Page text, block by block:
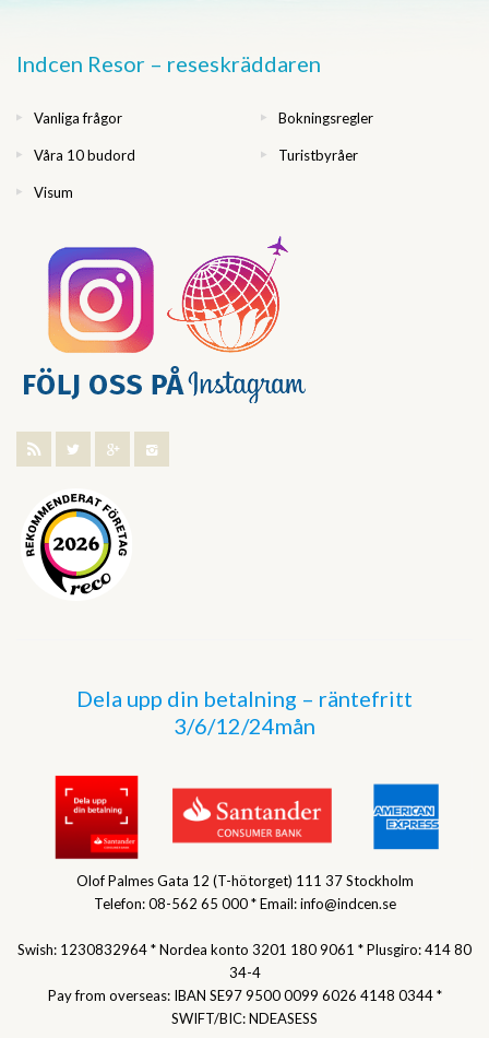
Indcen Resor – reseskräddaren
Vanliga frågor Bokningsregler
Våra 10 budord Turistbyråer
Visum
Dela upp din betalning – räntefritt
3/6/12/24mån
Olof Palmes Gata 12 (T-hötorget) 111 37 Stockholm
Telefon: 08-562 65 000 * Email: info@indcen.se
Swish: 1230832964 * Nordea konto 3201 180 9061 * Plusgiro: 414 80
34-4
Pay from overseas: IBAN SE97 9500 0099 6026 4148 0344 *
SWIFT/BIC: NDEASESS